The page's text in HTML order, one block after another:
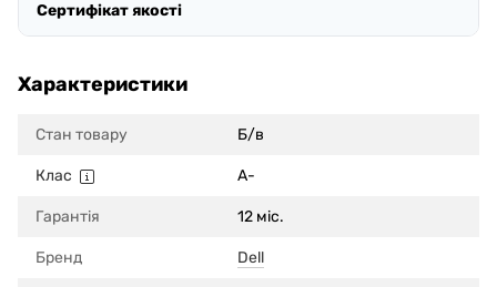
Сертифікат якості
Характеристики
Стан товару Б/в
Клас A-
Гарантія 12 міс.
Бренд Dell